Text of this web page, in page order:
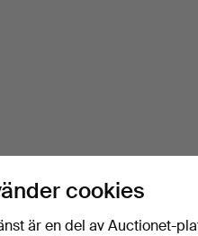
cookies
är en del av Auctionet-